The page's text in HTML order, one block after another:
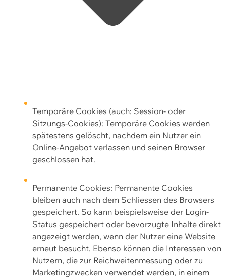
Temporäre Cookies (auch: Session- oder
Sitzungs-Cookies): Temporäre Cookies werden
spätestens gelöscht, nachdem ein Nutzer ein
Online-Angebot verlassen und seinen Browser
geschlossen hat.
Permanente Cookies: Permanente Cookies
bleiben auch nach dem Schliessen des Browsers
gespeichert. So kann beispielsweise der Login-
Status gespeichert oder bevorzugte Inhalte direkt
angezeigt werden, wenn der Nutzer eine Website
erneut besucht. Ebenso können die Interessen von
Nutzern, die zur Reichweitenmessung oder zu
Marketingzwecken verwendet werden, in einem